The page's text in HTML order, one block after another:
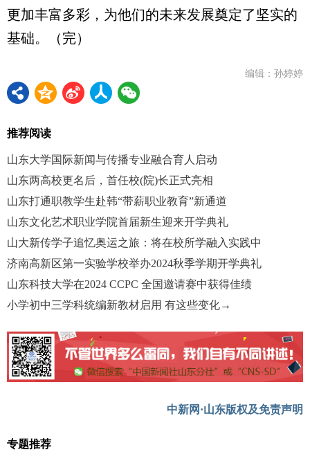
更加丰富多彩，为他们的未来发展奠定了坚实的
基础。（完）
编辑：孙婷婷
推荐阅读
山东大学国际新闻与传播专业融合育人启动
山东两高校更名后，首任校(院)长正式亮相
山东打通职教学生赴韩“带薪职业教育”新通道
山东文化艺术职业学院首届新生迎来开学典礼
山大新传学子追忆奥运之旅：将在校所学融入实践中
济南高新区第一实验学校举办2024秋季学期开学典礼
山东科技大学在2024 CCPC 全国邀请赛中获得佳绩
小学初中三学科统编新教材启用 有这些变化→
中新网·山东版权及免责声明
专题推荐